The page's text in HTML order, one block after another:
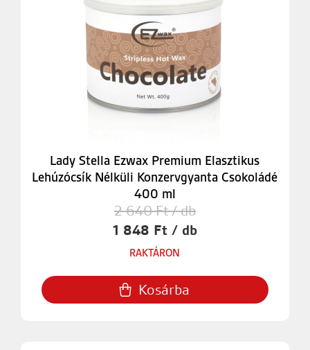
Lady Stella Ezwax Premium Elasztikus
Lehúzócsík Nélküli Konzervgyanta Csokoládé
400 ml
2 640 Ft / db
1 848 Ft / db
RAKTÁRON
Kosárba